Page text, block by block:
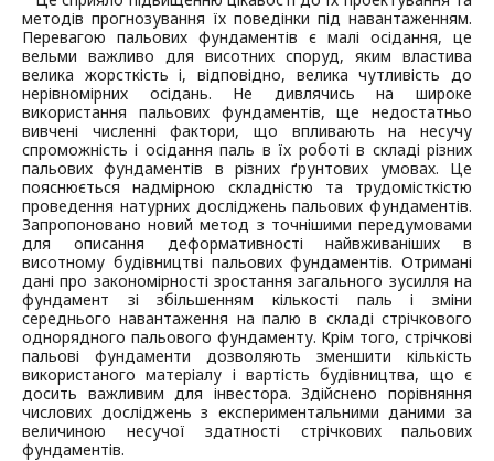
методів прогнозування їх поведінки під навантаженням.
Перевагою пальових фундаментів є малі осідання, це
вельми важливо для висотних споруд, яким властива
велика жорсткість і, відповідно, велика чутливість до
нерівномірних осідань. Не дивлячись на широке
використання пальових фундаментів, ще недостатньо
вивчені численні фактори, що впливають на несучу
спроможність і осідання паль в їх роботі в складі різних
пальових фундаментів в різних ґрунтових умовах. Це
пояснюється надмірною складністю та трудомісткістю
проведення натурних досліджень пальових фундаментів.
Запропоновано новий метод з точнішими передумовами
для описання деформативності найвживаніших в
висотному будівництві пальових фундаментів. Отримані
дані про закономірності зростання загального зусилля на
фундамент зі збільшенням кількості паль і зміни
середнього навантаження на палю в складі стрічкового
однорядного пальового фундаменту. Крім того, стрічкові
пальові фундаменти дозволяють зменшити кількість
використаного матеріалу і вартість будівництва, що є
досить важливим для інвестора. Здійснено порівняння
числових досліджень з експериментальними даними за
величиною несучої здатності стрічкових пальових
фундаментів.